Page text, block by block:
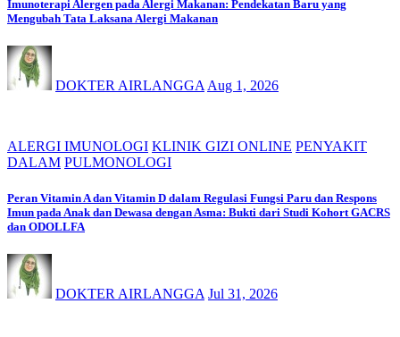
Imunoterapi Alergen pada Alergi Makanan: Pendekatan Baru yang
Mengubah Tata Laksana Alergi Makanan
DOKTER AIRLANGGA Aug 1, 2026
ALERGI IMUNOLOGI KLINIK GIZI ONLINE PENYAKIT
DALAM PULMONOLOGI
Peran Vitamin A dan Vitamin D dalam Regulasi Fungsi Paru dan Respons
Imun pada Anak dan Dewasa dengan Asma: Bukti dari Studi Kohort GACRS
dan ODOLLFA
DOKTER AIRLANGGA Jul 31, 2026